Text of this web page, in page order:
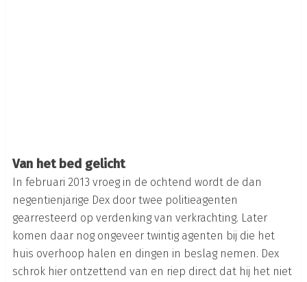
Van het bed gelicht
In februari 2013 vroeg in de ochtend wordt de dan
negentienjarige Dex door twee politieagenten
gearresteerd op verdenking van verkrachting. Later
komen daar nog ongeveer twintig agenten bij die het
huis overhoop halen en dingen in beslag nemen. Dex
schrok hier ontzettend van en riep direct dat hij het niet